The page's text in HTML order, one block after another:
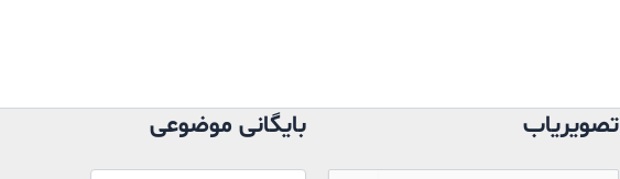
تصویریاب بایگانی موضوعی